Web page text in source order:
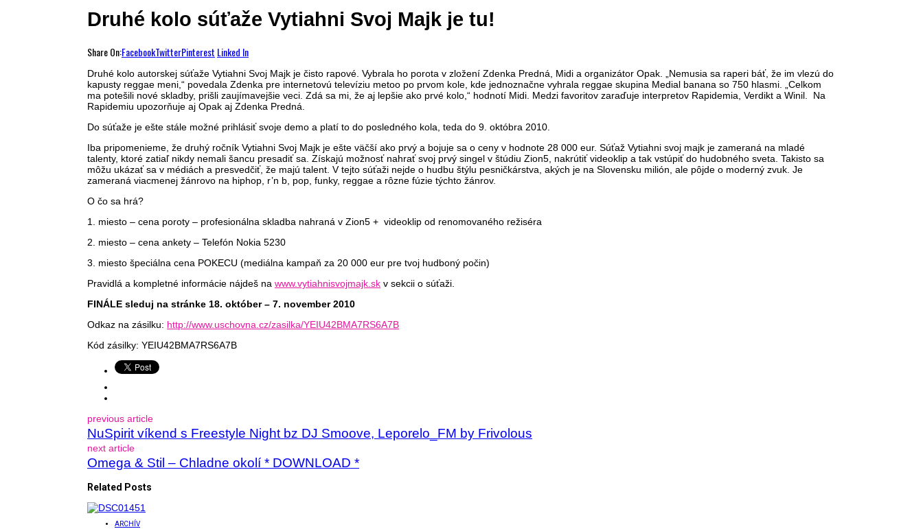
Druhé kolo súťaže Vytiahni Svoj Majk je tu!
Share On:FacebookTwitterPinterest Linked In
Druhé kolo autorskej súťaže Vytiahni Svoj Majk je čisto rapové. Vybrala ho porota v zložení Zdenka Predná, Midi a organizátor Opak. „Nemusia sa raperi báť, že im vlezú do
kapusty reggae meni,“ povedala Zdenka pre internetovú televíziu metoo po prvom kole, kde jednoznačne vyhrala reggae skupina Medial banana so 750 hlasmi. „Celkom
ma potešili nové skladby, prišli zaujímavejšie veci. Zdá sa mi, že aj lepšie ako prvé kolo,“ hodnotí Midi. Medzi favoritov zaraďuje interpretov Rapidemia, Verdikt a Winil. Na
Rapidemiu upozorňuje aj Opak aj Zdenka Predná.
Do súťaže je ešte stále možné prihlásiť svoje demo a platí to do posledného kola, teda do 9. októbra 2010.
Iba pripomenieme, že druhý ročník Vytiahni Svoj Majk je ešte väčší ako prvý a bojuje sa o ceny v hodnote 28 000 eur. Súťaž Vytiahni svoj majk je zameraná na mladé
talenty, ktoré zatiaľ nikdy nemali šancu presadiť sa. Získajú možnosť nahrať svoj prvý singel v štúdiu Zion5, nakrútiť videoklip a tak vstúpiť do hudobného sveta. Takisto sa
môžu ukázať sa v médiách a presvedčiť, že majú talent. V tejto súťaži nejde o hudbu štýlu pesničkárstva, akých je na Slovensku milión, ale pôjde o moderný zvuk. Je
zameraná viacmenej žánrovo na hiphop, r’n b, pop, funky, reggae a rôzne fúzie týchto žánrov.
O čo sa hrá?
1. miesto – cena poroty – profesionálna skladba nahraná v Zion5 + videoklip od renomovaného režiséra
2. miesto – cena ankety – Telefón Nokia 5230
3. miesto špeciálna cena POKECU (mediálna kampaň za 20 000 eur pre tvoj hudboný počin)
Pravidlá a kompletné informácie nájdeš na www.vytiahnisvojmajk.sk v sekcii o súťaži.
FINÁLE sleduj na stránke 18. október – 7. november 2010
Odkaz na zásilku: http://www.uschovna.cz/zasilka/YEIU42BMA7RS6A7B
Kód zásilky: YEIU42BMA7RS6A7B
previous article
NuSpirit víkend s Freestyle Night bz DJ Smoove, Leporelo_FM by Frivolous
next article
Omega & Stil – Chladne okolí * DOWNLOAD *
Related Posts
ARCHÍV